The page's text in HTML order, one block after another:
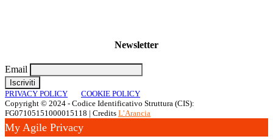
Newsletter
Email
PRIVACY POLICY
COOKIE POLICY
Copyright © 2024 - Codice Identificativo Struttura (CIS):
FG07105151000015118 | Credits L’Arancia
My Agile Privacy